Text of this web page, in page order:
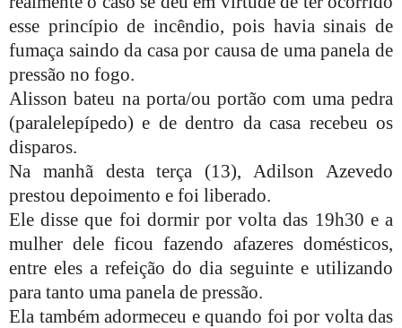
esse princípio de incêndio, pois havia sinais de
fumaça saindo da casa por causa de uma panela de
pressão no fogo.
Alisson bateu na porta/ou portão com uma pedra
(paralelepípedo) e de dentro da casa recebeu os
disparos.
Na manhã desta terça (13), Adilson Azevedo
prestou depoimento e foi liberado.
Ele disse que foi dormir por volta das 19h30 e a
mulher dele ficou fazendo afazeres domésticos,
entre eles a refeição do dia seguinte e utilizando
para tanto uma panela de pressão.
Ela também adormeceu e quando foi por volta das